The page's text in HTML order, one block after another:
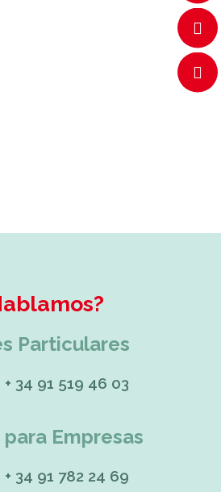
mistakes and be corrected.
me to do that and given
our business partners in
I’d totally recommend
Particulares
+ 34 91 519 46 03
para Empresas
+ 34 91 782 24 69